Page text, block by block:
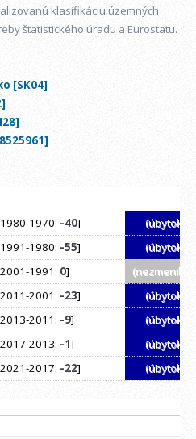
klasifikáciu územných
štatistického úradu a Eurostatu.
[SK04]
1970: -40]
(úbytok)
1980: -55]
(úbytok)
1991: 0]
(nezmenil
2001: -23]
(úbytok)
2011: -9]
(úbytok)
2013: -1]
(úbytok)
2017: -22] (úbytok)